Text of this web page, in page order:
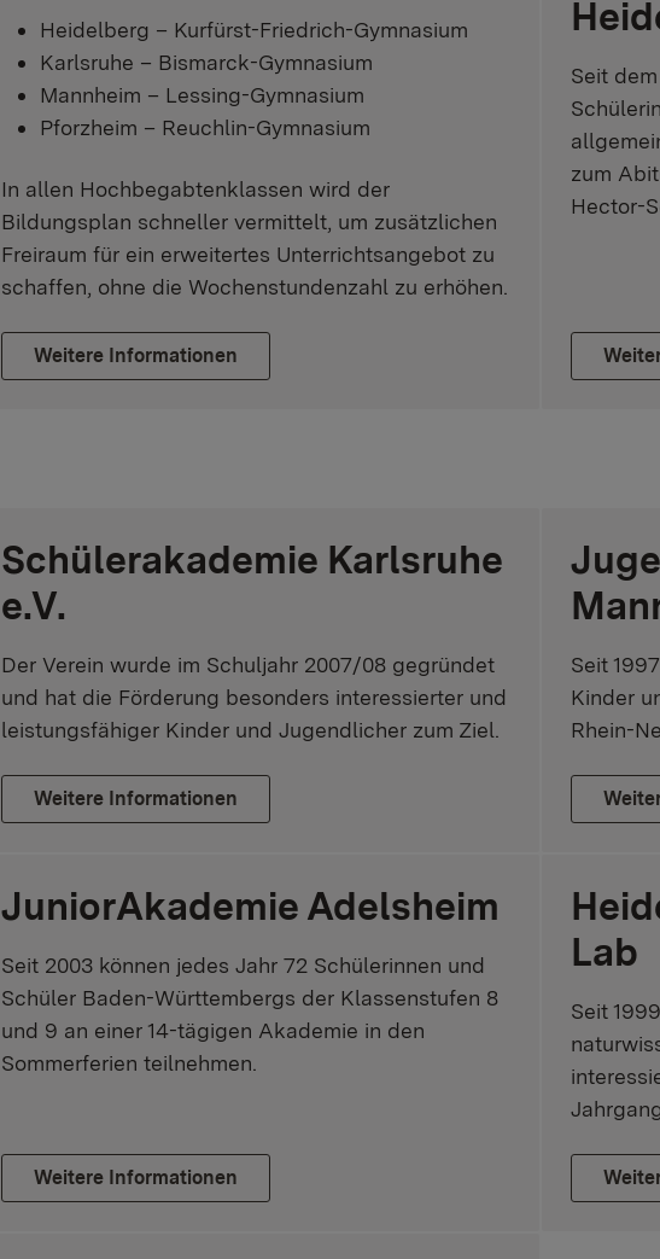
Heidelberg – Kurfürst-Friedrich-Gymnasium
Karlsruhe – Bismarck-Gymnasium
Mannheim – Lessing-Gymnasium
Pforzheim – Reuchlin-Gymnasium
In allen Hochbegabtenklassen wird der
Bildungsplan schneller vermittelt, um zusätzlichen
Freiraum für ein erweitertes Unterrichtsangebot zu
schaffen, ohne die Wochenstundenzahl zu erhöhen.
Weitere Informationen
Seit
zum
Hector-
Schülerakademie Karlsruhe
e.V.
Der Verein wurde im Schuljahr 2007/08 gegründet
und hat die Förderung besonders interessierter und
leistungsfähiger Kinder und Jugendlicher zum Ziel.
Weitere Informationen
Seit
Kinder
Rhein-
JuniorAkademie Adelsheim
Seit 2003 können jedes Jahr 72 Schülerinnen und
Schüler Baden-Württembergs der Klassenstufen 8
und 9 an einer 14-tägigen Akademie in den
Sommerferien teilnehmen.
Weitere Informationen
Lab
Seit